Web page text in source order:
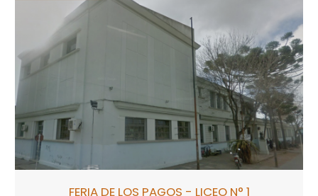
FERIA DE LOS PAGOS - LICEO N° 1